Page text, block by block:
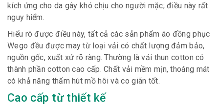
kích ứng cho da gây khó chịu cho người mặc; điều này rất
nguy hiểm.
Hiểu rõ được điều này, tất cả các sản phẩm áo đồng phục
Wego đều được may từ loại vải có chất lượng đảm bảo,
nguồn gốc, xuất xứ rõ ràng. Thường là vải thun cotton có
thành phần cotton cao cấp. Chất vải mềm mịn, thoáng mát
có khả năng thấm hút mồ hôi và co giãn tốt.
Cao cấp từ thiết kế